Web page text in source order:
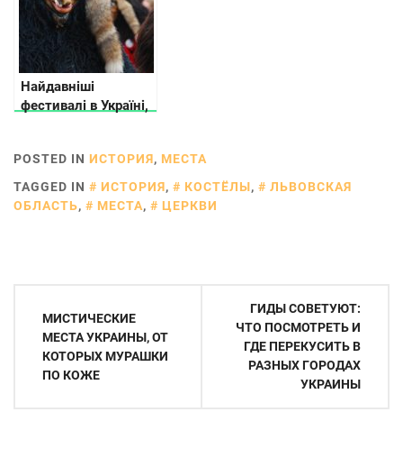
Найдавніші
фестивалі в Україні,
POSTED IN ИСТОРИЯ, МЕСТА
TAGGED IN
ИСТОРИЯ, КОСТЁЛЫ,
ЛЬВОВСКАЯ
ОБЛАСТЬ, МЕСТА, ЦЕРКВИ
записям
МИСТИЧЕСКИЕ
МЕСТА УКРАИНЫ, ОТ
КОТОРЫХ МУРАШКИ
ПО КОЖЕ
ГИДЫ СОВЕТУЮТ:
ЧТО ПОСМОТРЕТЬ И
ГДЕ ПЕРЕКУСИТЬ В
РАЗНЫХ ГОРОДАХ
УКРАИНЫ